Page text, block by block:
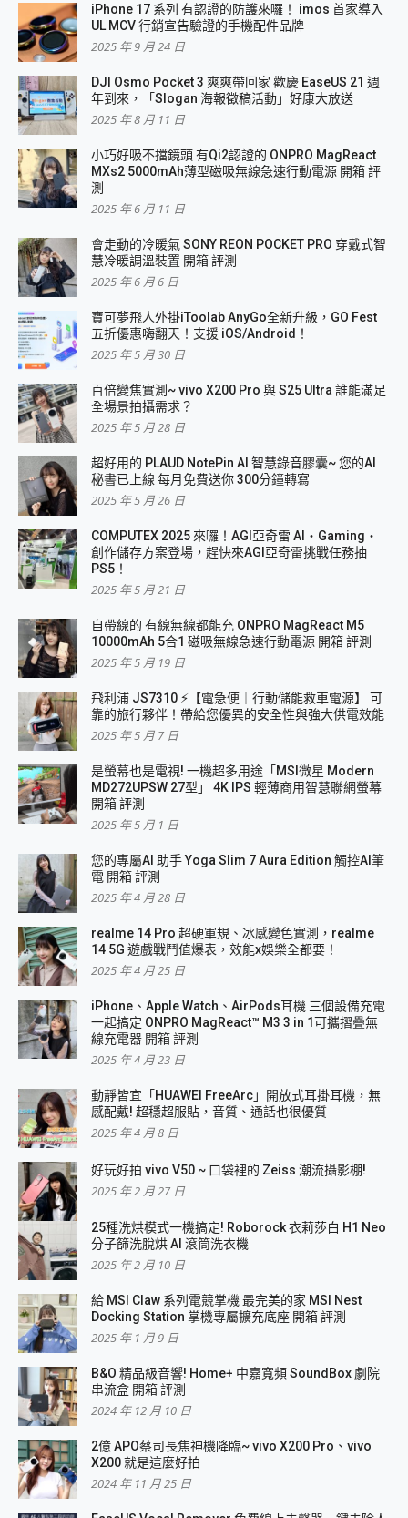
iPhone 17 系列 有認證的防護來囉！ imos 首家導入
UL MCV 行銷宣告驗證的手機配件品牌
2025 年 9 月 24 日
DJI Osmo Pocket 3 爽爽帶回家 歡慶 EaseUS 21 週
年到來，「Slogan 海報徵稿活動」好康大放送
2025 年 8 月 11 日
小巧好吸不擋鏡頭 有Qi2認證的 ONPRO MagReact
MXs2 5000mAh薄型磁吸無線急速行動電源 開箱 評
測
2025 年 6 月 11 日
會走動的冷暖氣 SONY REON POCKET PRO 穿戴式智
慧冷暖調溫裝置 開箱 評測
2025 年 6 月 6 日
寶可夢飛人外掛iToolab AnyGo全新升級，GO Fest
五折優惠嗨翻天！支援 iOS/Android！
2025 年 5 月 30 日
百倍變焦實測~ vivo X200 Pro 與 S25 Ultra 誰能滿足
全場景拍攝需求？
2025 年 5 月 28 日
超好用的 PLAUD NotePin AI 智慧錄音膠囊~ 您的AI
秘書已上線 每月免費送你 300分鐘轉寫
2025 年 5 月 26 日
COMPUTEX 2025 來囉！AGI亞奇雷 AI・Gaming・
創作儲存方案登場，趕快來AGI亞奇雷挑戰任務抽
PS5！
2025 年 5 月 21 日
自帶線的 有線無線都能充 ONPRO MagReact M5
10000mAh 5合1 磁吸無線急速行動電源 開箱 評測
2025 年 5 月 19 日
飛利浦 JS7310 ⚡【電急便｜行動儲能救車電源】 可
靠的旅行夥伴！帶給您優異的安全性與強大供電效能
2025 年 5 月 7 日
是螢幕也是電視! 一機超多用途「MSI微星 Modern
MD272UPSW 27型」 4K IPS 輕薄商用智慧聯網螢幕
開箱 評測
2025 年 5 月 1 日
您的專屬AI 助手 Yoga Slim 7 Aura Edition 觸控AI筆
電 開箱 評測
2025 年 4 月 28 日
realme 14 Pro 超硬軍規、冰感變色實測，realme
14 5G 遊戲戰鬥值爆表，效能x娛樂全都要！
2025 年 4 月 25 日
iPhone、Apple Watch、AirPods耳機 三個設備充電
一起搞定 ONPRO MagReact™ M3 3 in 1可攜摺疊無
線充電器 開箱 評測
2025 年 4 月 23 日
動靜皆宜「HUAWEI FreeArc」開放式耳掛耳機，無
感配戴! 超穩超服貼，音質、通話也很優質
2025 年 4 月 8 日
好玩好拍 vivo V50 ~ 口袋裡的 Zeiss 潮流攝影棚!
2025 年 2 月 27 日
25種洗烘模式一機搞定! Roborock 衣莉莎白 H1 Neo
分子篩洗脫烘 AI 滾筒洗衣機
2025 年 2 月 10 日
給 MSI Claw 系列電競掌機 最完美的家 MSI Nest
Docking Station 掌機專屬擴充底座 開箱 評測
2025 年 1 月 9 日
B&O 精品級音響! Home+ 中嘉寬頻 SoundBox 劇院
串流盒 開箱 評測
2024 年 12 月 10 日
2億 APO蔡司長焦神機降臨~ vivo X200 Pro、vivo
X200 就是這麼好拍
2024 年 11 月 25 日